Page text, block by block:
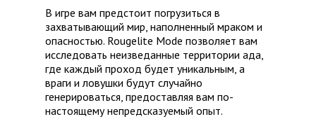
В игре вам предстоит погрузиться в
захватывающий мир, наполненный мраком и
опасностью. Rougelite Mode позволяет вам
исследовать неизведанные территории ада,
где каждый проход будет уникальным, а
враги и ловушки будут случайно
генерироваться, предоставляя вам по-
настоящему непредсказуемый опыт.